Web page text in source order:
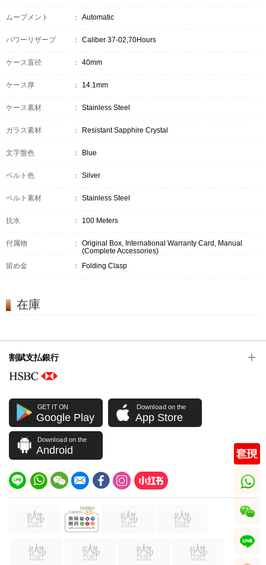
ムーブメント ： Automatic
パワーリザーブ ： Caliber 37-02,70Hours
ケース直径 ： 40mm
ケース厚 ： 14.1mm
ケース素材 ： Stainless Steel
ガラス素材 ： Resistant Sapphire Crystal
文字盤色 ： Blue
ベルト色 ： Silver
ベルト素材 ： Stainless Steel
抗水 ： 100 Meters
付属物 ：
Original Box, International Warranty Card, Manual
(Complete Accessories)
留め金
： Folding Clasp
在庫
割賦支払銀行
GET IT ON
Google Play
Download on the
App Store
Download on the
Android
whatsapp